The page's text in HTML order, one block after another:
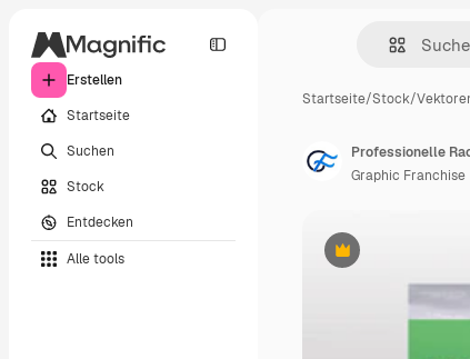
Erstellen
Startseite
Suchen
Stock
Entdecken
Alle tools
Startseite/Stock/
Premium
Professionelle
Graphic Franchise